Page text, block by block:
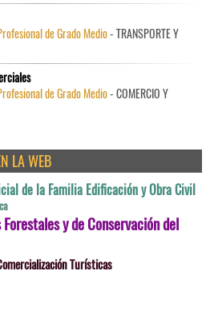
de Grado Medio- TRANSPORTE Y
de Grado Medio- COMERCIO Y
LA WEB
de la Familia Edificación y Obra Civil
y de Conservación del
Turísticas